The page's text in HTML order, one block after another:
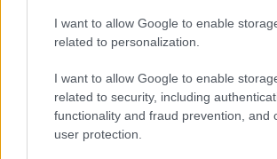
I want to allow Google to enable
related to personalization.
I want to allow Google to enable
related to security, including
functionality and fraud prevention, and
user protection.